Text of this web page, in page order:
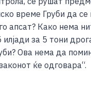
време Груби да
апсат? Како нема
за 5 тони
Ова нема да
ќе одговара“.